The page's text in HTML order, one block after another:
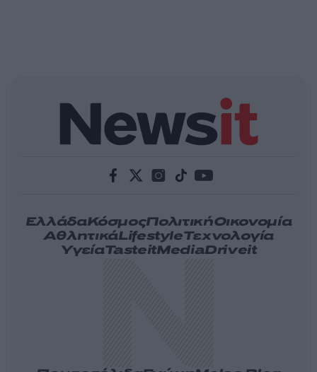
ΕλλάδαΚόσμοςΠολιτικήΟικονομία
ΑθλητικάLifestyleΤεχνολογία
ΥγείαTasteitMediaDriveit